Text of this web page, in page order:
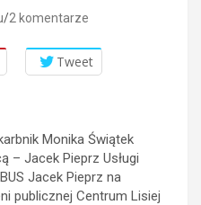
2 komentarze
Tweet
Monika Świątek
– Jacek Pieprz Usługi
Jacek Pieprz na
publicznej Centrum Lisiej